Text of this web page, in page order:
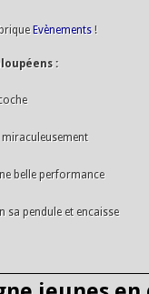
Evènements!
:
belle performance
sa pendule et encaisse
de Bretagne jeunes :